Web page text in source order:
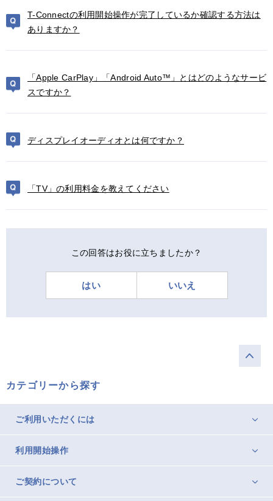
T-Connectの利用開始操作が完了しているか確認する方法は
ありますか？
「Apple CarPlay」「Android Auto™」とはどのようなサービ
スですか？
ディスプレイオーディオとは何ですか？
「TV」の利用料金を教えてください
この回答はお役に立ちましたか？
はい いいえ
カテゴリーから探す
ご利用いただくには
利用開始操作
ご契約について